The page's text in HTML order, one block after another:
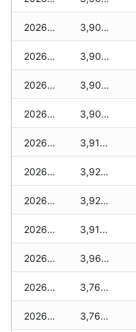
2026-03-09 3,900 zł
2026-03-08 3,900 zł
2026-03-07 3,900 zł
2026-03-06 3,900 zł
2026-03-05 3,910 zł
2026-03-04 3,920 zł
2026-03-03 3,920 zł
2026-03-02 3,910 zł
2026-03-01 3,960 zł
2026-02-27 3,760 zł
2026-02-26 3,760 zł